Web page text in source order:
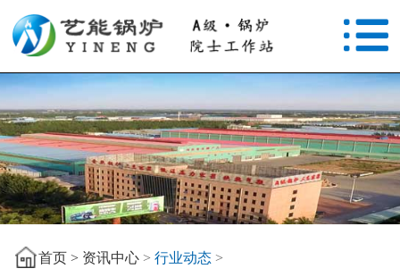
首页 > 资讯中心 >行业动态 >